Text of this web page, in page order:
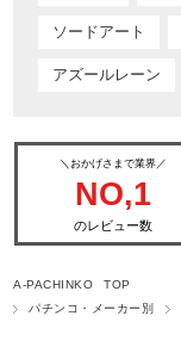
ソードアート
アズールレーン
＼おかげさまで業界／
NO,1
のレビュー数
A-PACHINKO TOP
パチンコ・メーカー別